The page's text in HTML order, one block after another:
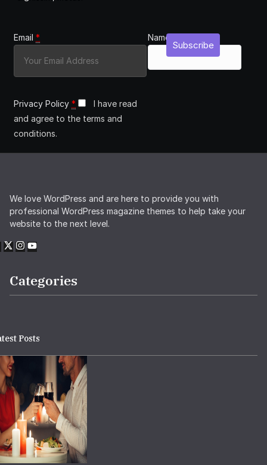
Email *
Privacy Policy *
I have read
and agree to the terms and
conditions.
Name
Subscribe
We love WordPress and are here to provide you with
professional WordPress magazine themes to help take your
website to the next level.
Categories
Posts